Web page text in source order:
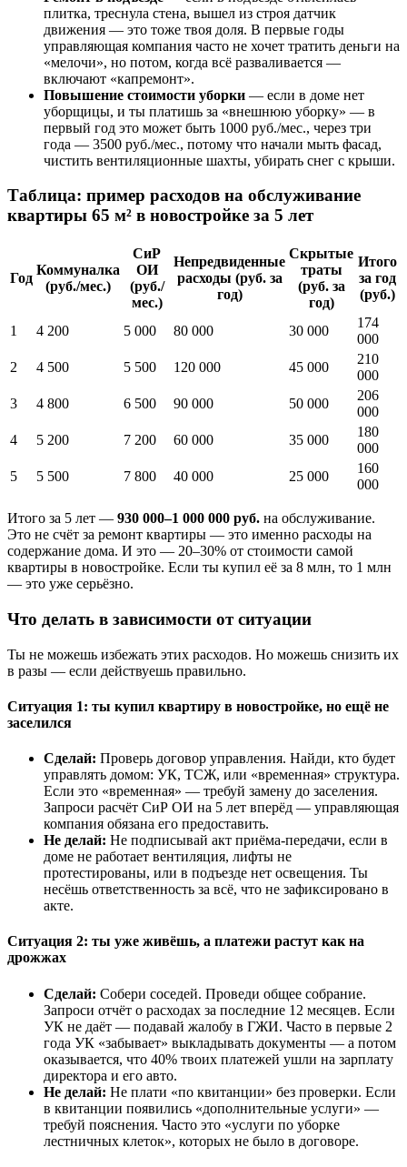
плитка, треснула стена, вышел из строя датчик
движения — это тоже твоя доля. В первые годы
управляющая компания часто не хочет тратить деньги на
«мелочи», но потом, когда всё разваливается —
включают «капремонт».
Повышение стоимости уборки — если в доме нет
уборщицы, и ты платишь за «внешнюю уборку» — в
первый год это может быть 1000 руб./мес., через три
года — 3500 руб./мес., потому что начали мыть фасад,
чистить вентиляционные шахты, убирать снег с крыши.
Таблица: пример расходов на обслуживание
квартиры 65 м² в новостройке за 5 лет
Год
Коммуналка
(руб./мес.)
СиР
ОИ
(руб./
мес.)
Непредвиденные
расходы (руб. за
год)
Скрытые
траты
(руб. за
год)
Итого
за год
(руб.)
1 4 200 5 000 80 000 30 000
174
000
2
4 500 5 500 120 000 45 000
210
000
3
4 800 6 500 90 000 50 000
206
000
4
5 200 7 200 60 000 35 000
180
000
5
5 500 7 800 40 000 25 000
160
000
Итого за 5 лет — 930 000–1 000 000 руб. на обслуживание.
Это не счёт за ремонт квартиры — это именно расходы на
содержание дома. И это — 20–30% от стоимости самой
квартиры в новостройке. Если ты купил её за 8 млн, то 1 млн
— это уже серьёзно.
Что делать в зависимости от ситуации
Ты не можешь избежать этих расходов. Но можешь снизить их
в разы — если действуешь правильно.
Ситуация 1: ты купил квартиру в новостройке, но ещё не
заселился
Сделай: Проверь договор управления. Найди, кто будет
управлять домом: УК, ТСЖ, или «временная» структура.
Если это «временная» — требуй замену до заселения.
Запроси расчёт СиР ОИ на 5 лет вперёд — управляющая
компания обязана его предоставить.
Не делай: Не подписывай акт приёма-передачи, если в
доме не работает вентиляция, лифты не
протестированы, или в подъезде нет освещения. Ты
несёшь ответственность за всё, что не зафиксировано в
акте.
Ситуация 2: ты уже живёшь, а платежи растут как на
дрожжах
Сделай: Собери соседей. Проведи общее собрание.
Запроси отчёт о расходах за последние 12 месяцев. Если
УК не даёт — подавай жалобу в ГЖИ. Часто в первые 2
года УК «забывает» выкладывать документы — а потом
оказывается, что 40% твоих платежей ушли на зарплату
директора и его авто.
Не делай: Не плати «по квитанции» без проверки. Если
в квитанции появились «дополнительные услуги» —
требуй пояснения. Часто это «услуги по уборке
лестничных клеток», которых не было в договоре.